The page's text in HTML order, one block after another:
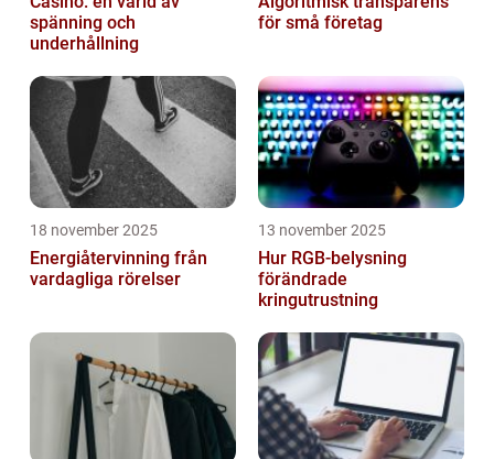
spänning och
underhållning
för små företag
18 november 2025
Energiåtervinning från
vardagliga rörelser
13 november 2025
Hur RGB-belysning
förändrade
kringutrustning